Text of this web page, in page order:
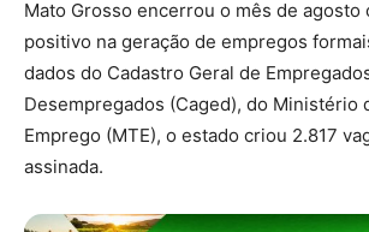
Mato Grosso encerrou o mês de agosto
positivo na geração de empregos
dados do Cadastro Geral de
Desempregados (Caged), do Ministério
Emprego (MTE), o estado criou 2.817
assinada.